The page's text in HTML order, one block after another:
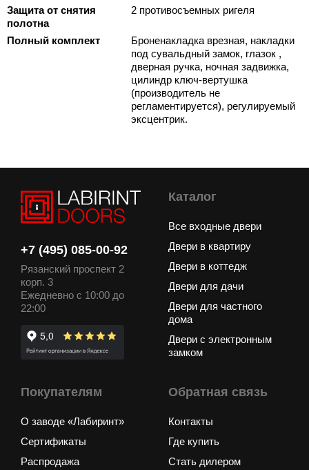
Защита от снятия
полотна
2 противосъемных ригеля
Полный комплект
Броненакладка врезная, накладки
под сувальдный замок, глазок ,
дверная ручка, ночная задвижка,
цилиндр ключ-вертушка
(производитель не
регламентируется), регулируемый
эксцентрик.
+7 (495) 085-00-92
Рязанский проспект 2
корп. 3
Ежедневно с 10:00 до
22:00
Каталог
Все входные двери
Двери в квартиру
Двери в коттедж
Двери для дачи
Двери для частного
дома
Двери с электронным
замком
Покупателям
О заводе «Лабиринт»
Сертификаты
Распродажа
Обратная связь
Контакты
Где купить
Стать дилером